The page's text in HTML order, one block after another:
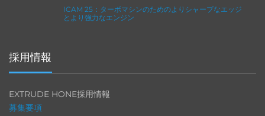
ICAM 25：ターボマシンのためのよりシャープなエッジ
とより強力なエンジン
採用情報
EXTRUDE HONE採用情報
募集要項